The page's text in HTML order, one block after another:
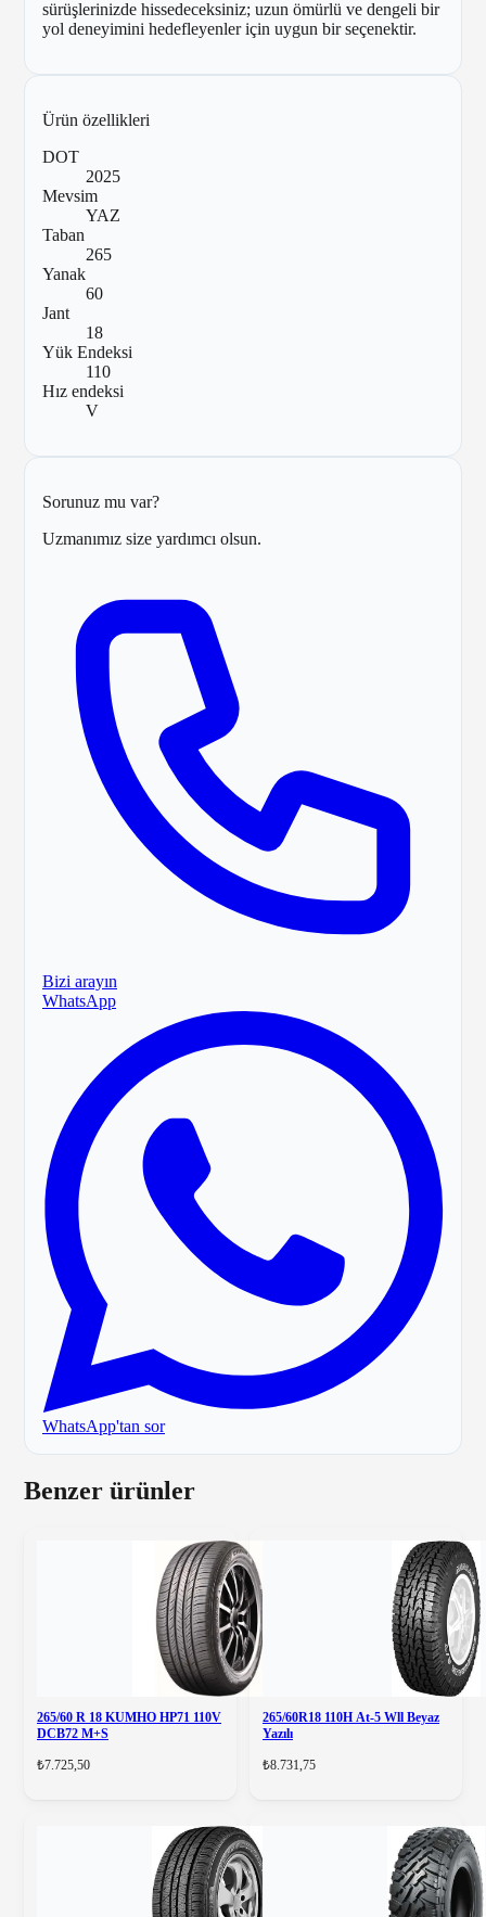
sürüşlerinizde hissedeceksiniz; uzun ömürlü ve dengeli bir
yol deneyimini hedefleyenler için uygun bir seçenektir.
Ürün özellikleri
DOT
2025
Mevsim
YAZ
Taban
265
Yanak
60
Jant
18
Yük Endeksi
110
Hız endeksi
V
Sorunuz mu var?
Uzmanımız size yardımcı olsun.
Bizi arayın
WhatsApp
WhatsApp'tan sor
Benzer ürünler
265/60 R 18 KUMHO HP71 110V
DCB72 M+S
₺7.725,50
265/60R18 110H At-5 Wll Beyaz
Yazılı
₺8.731,75